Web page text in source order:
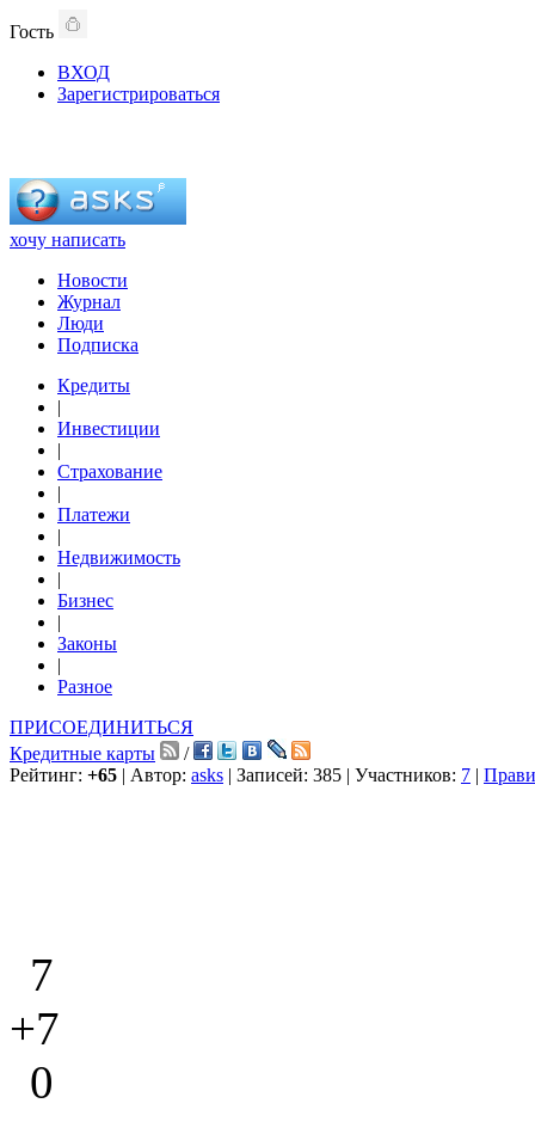
Гость
ВХОД
Зарегистрироваться
хочу написать
Новости
Журнал
Люди
Подписка
Кредиты
|
Инвестиции
|
Страхование
|
Платежи
|
Недвижимость
|
Бизнес
|
Законы
|
Разное
ПРИСОЕДИНИТЬСЯ
Кредитные карты
/
Рейтинг: +65 | Автор: asks | Записей: 385 | Участников: 7 |
7
+7
0